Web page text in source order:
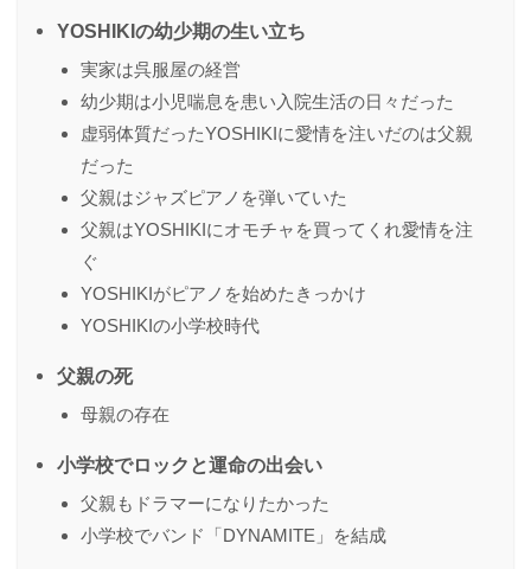
YOSHIKIの幼少期の生い立ち
実家は呉服屋の経営
幼少期は小児喘息を患い入院生活の日々だった
虚弱体質だったYOSHIKIに愛情を注いだのは父親
だった
父親はジャズピアノを弾いていた
父親はYOSHIKIにオモチャを買ってくれ愛情を注
ぐ
YOSHIKIがピアノを始めたきっかけ
YOSHIKIの小学校時代
父親の死
母親の存在
小学校でロックと運命の出会い
父親もドラマーになりたかった
小学校でバンド「DYNAMITE」を結成